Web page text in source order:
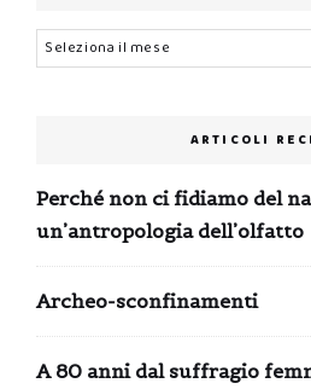
Archivi
ARTICOLI
Perché non ci fidiamo del
un’antropologia dell’olfatto
Archeo-sconfinamenti
A 80 anni dal suffragio